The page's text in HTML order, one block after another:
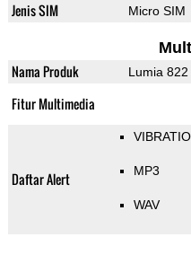
Jenis SIM Micro SIM
Nama Produk Lumia 822
Fitur Multimedia
Daftar Alert MP3
WAV